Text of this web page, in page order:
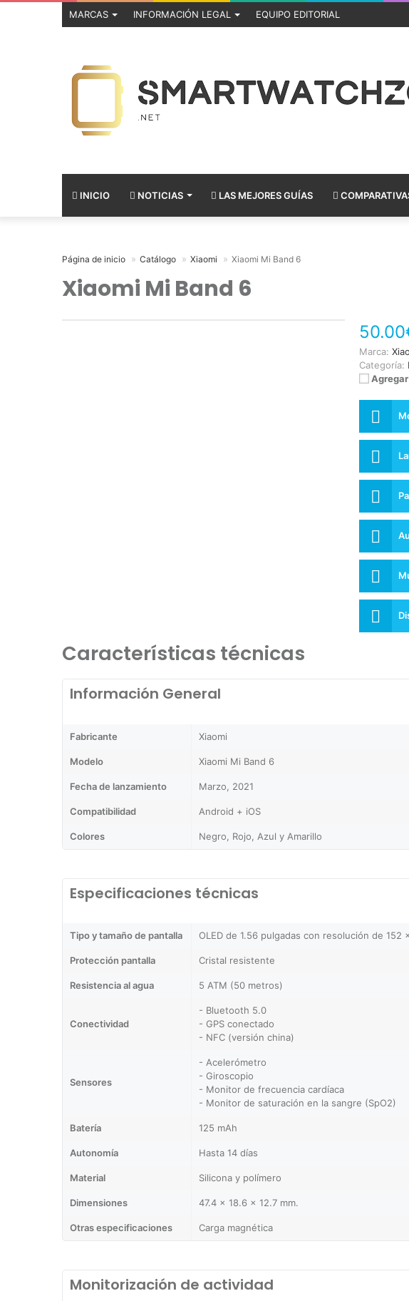
MARCAS INFORMACIÓN LEGAL EQUIPO EDITORIAL
INICIO NOTICIAS LAS MEJORES GUÍAS
Página de inicio Catálogo Xiaomi Xiaomi Mi Band 6
Xiaomi Mi Band 6
Marca:
Categoría:
Características técnicas
Información General
Fabricante Xiaomi
Modelo Xiaomi Mi Band 6
Fecha de lanzamiento Marzo, 2021
Compatibilidad Android + iOS
Colores Negro, Rojo, Azul y Amarillo
Especificaciones técnicas
Tipo y tamaño de pantalla OLED de 1.56 pulgadas con resolución de
Protección pantalla Cristal resistente
Resistencia al agua 5 ATM (50 metros)
Conectividad
- Bluetooth 5.0
- GPS conectado
- NFC (versión china)
Sensores
- Acelerómetro
- Giroscopio
- Monitor de frecuencia cardíaca
- Monitor de saturación en la sangre (SpO2)
Batería 125 mAh
Autonomía Hasta 14 días
Material Silicona y polímero
Dimensiones 47.4 x 18.6 x 12.7 mm.
Otras especificaciones Carga magnética
Monitorización de actividad